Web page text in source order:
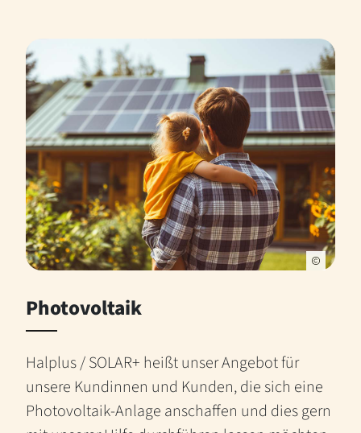
Photovoltaik
Halplus / SOLAR+ heißt unser Angebot für
unsere Kundinnen und Kunden, die sich eine
Photovoltaik-Anlage anschaffen und dies gern